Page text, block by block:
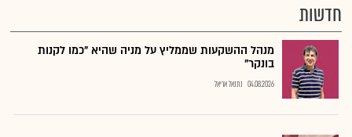
חדשות
מנהל ההשקעות שממליץ על מניה שהיא "כמו לקנות
בונקר"
04.08.2026 נתנאל אריאל